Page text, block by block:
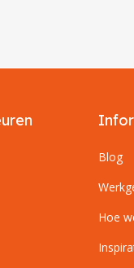
Blog
Hoe